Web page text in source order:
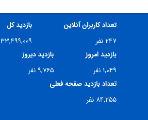
تعداد کاربران آنلاین
۲۴۷ نفر
بازدید کل
۳۳,۴۹۹,۰۰۹ نفر
بازدید امروز
۱,۰۴۹ نفر
بازدید دیروز
۹,۷۶۵ نفر
تعداد بازدید صفحه فعلی
۸۴,۲۵۵ نفر